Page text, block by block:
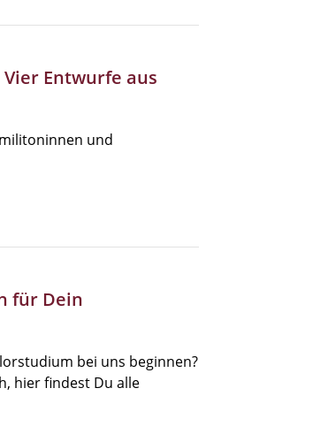
Entwurfe aus
und
für Dein
bei uns beginnen?
hier findest Du alle